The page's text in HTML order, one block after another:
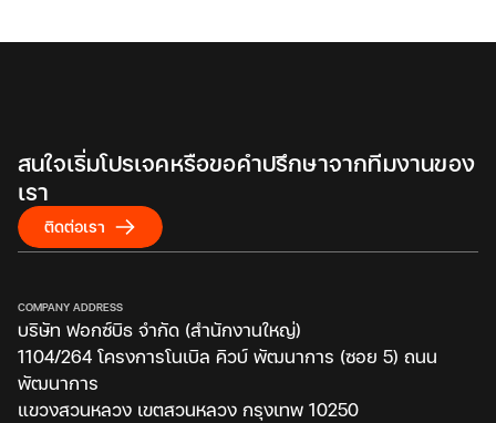
COMPANY ADDRESS
บริษัท ฟอกซ์บิธ จำกัด (สำนักงานใหญ่)
1104/264 โครงการโนเบิล คิวบ์ พัฒนาการ (ซอย 5) ถนน
พัฒนาการ
แขวงสวนหลวง เขตสวนหลวง กรุงเทพ 10250
สนใจเริ่มโปรเจคหรือขอคำปรึกษาจากทีมงานของ
เรา
ติดต่อเรา